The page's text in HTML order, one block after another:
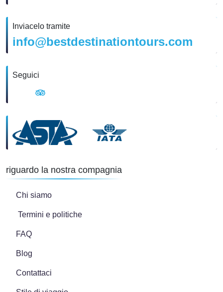
Inviacelo tramite
info@bestdestinationtours.com
Seguici
riguardo la nostra compagnia
Chi siamo
Termini e politiche
FAQ
Blog
Contattaci